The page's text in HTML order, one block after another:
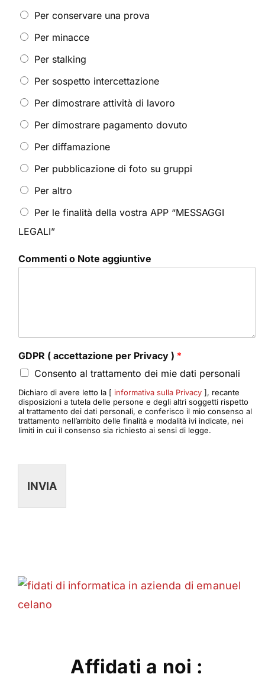
Per conservare una prova
Per minacce
Per stalking
Per sospetto intercettazione
Per dimostrare attività di lavoro
Per dimostrare pagamento dovuto
Per diffamazione
Per pubblicazione di foto su gruppi
Per altro
Per le finalità della vostra APP “MESSAGGI
LEGALI”
Commenti o Note aggiuntive
GDPR ( accettazione per Privacy ) *
Consento al trattamento dei mie dati personali
Dichiaro di avere letto la [ informativa sulla Privacy ], recante
disposizioni a tutela delle persone e degli altri soggetti rispetto
al trattamento dei dati personali, e conferisco il mio consenso al
trattamento nell’ambito delle finalità e modalità ivi indicate, nei
limiti in cui il consenso sia richiesto ai sensi di legge.
INVIA
Affidati a noi :